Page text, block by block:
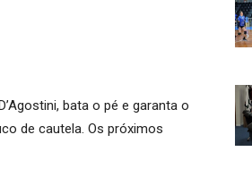
bata o pé e garanta o
de cautela. Os próximos